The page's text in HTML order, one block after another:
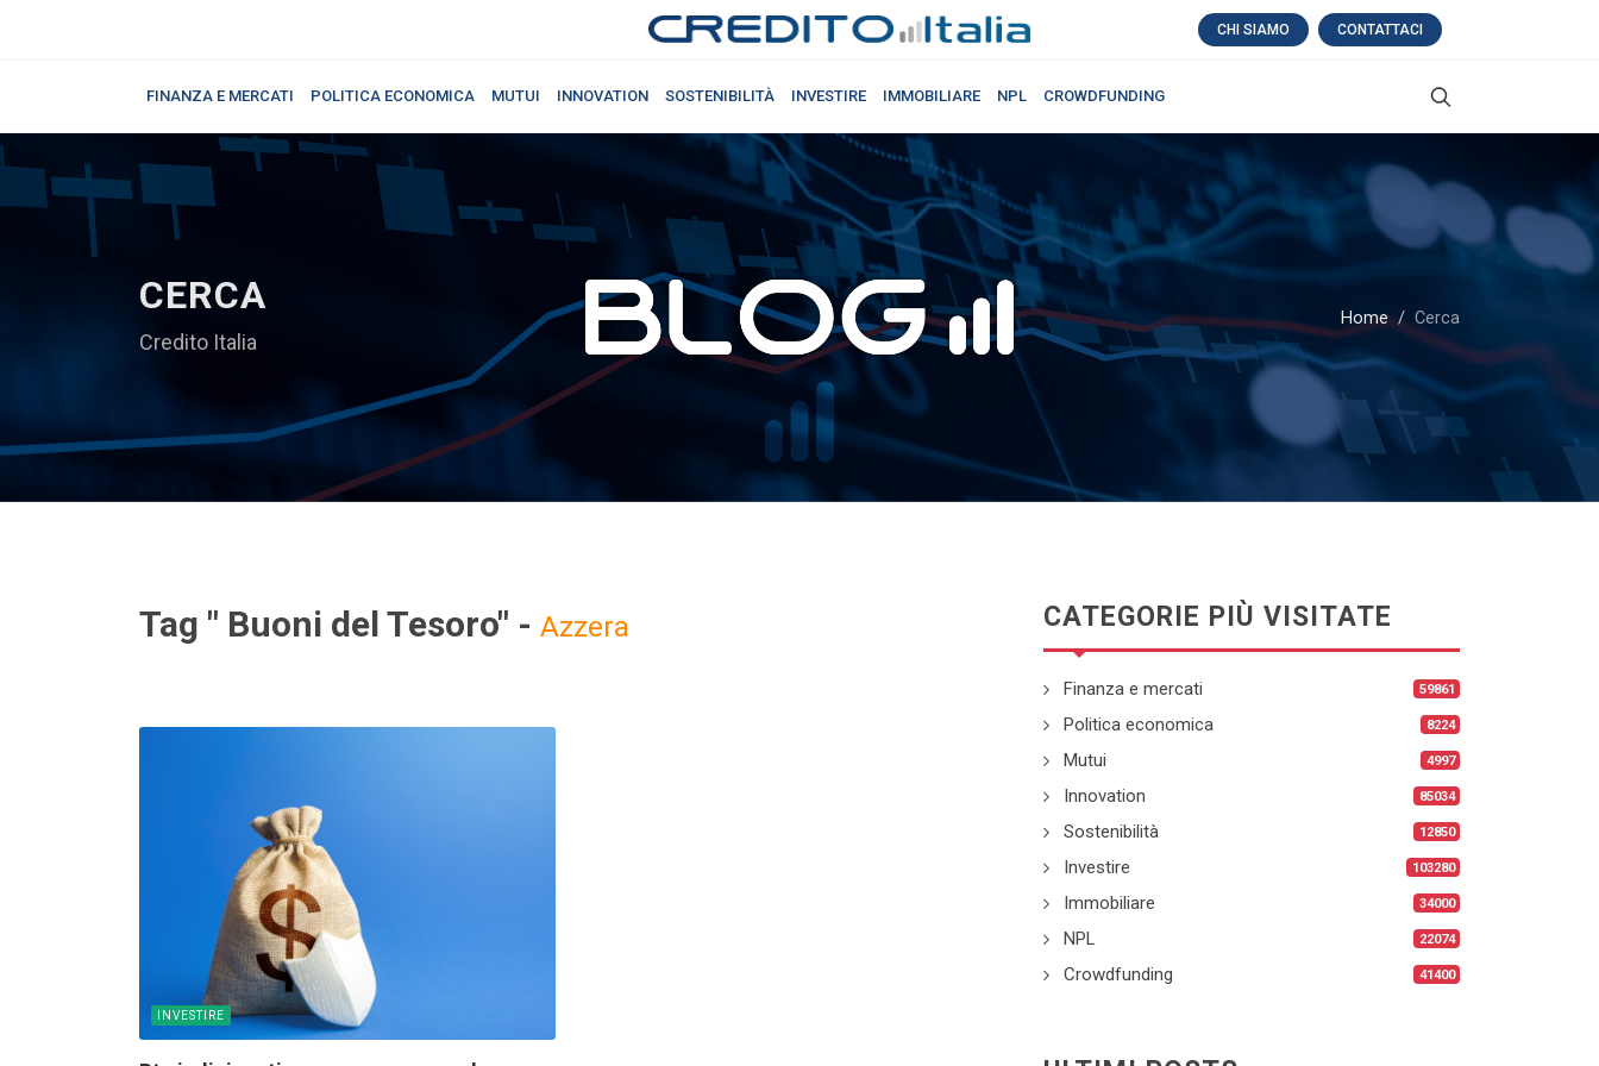
CHI SIAMO CONTATTACI
FINANZA E MERCATI POLITICA ECONOMICA MUTUI INNOVATION SOSTENIBILITÀ INVESTIRE IMMOBILIARE NPL CROWDFUNDING
CERCA
Credito Italia
Home Cerca
Tag " Buoni del Tesoro" - Azzera
INVESTIRE
CATEGORIE PIÙ VISITATE
Finanza e mercati 59861
Politica economica 8224
Mutui 4997
Innovation 85034
Sostenibilità 12850
Investire 103280
Immobiliare 34000
NPL 22074
Crowdfunding 41400